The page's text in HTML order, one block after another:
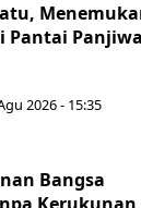
Pantai Panjiwa
2026 - 15:35
Bangsa